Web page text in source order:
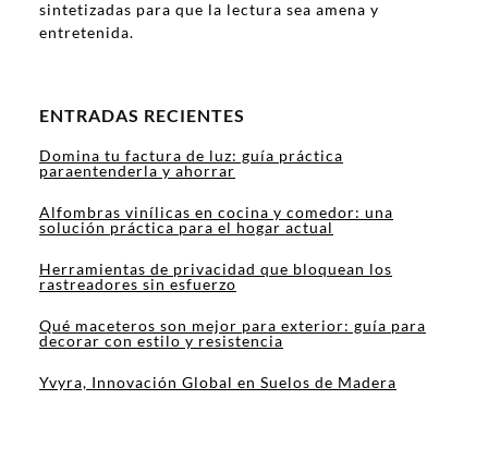
sintetizadas para que la lectura sea amena y
entretenida.
ENTRADAS RECIENTES
Domina tu factura de luz: guía práctica
paraentenderla y ahorrar
Alfombras vinílicas en cocina y comedor: una
solución práctica para el hogar actual
Herramientas de privacidad que bloquean los
rastreadores sin esfuerzo
Qué maceteros son mejor para exterior: guía para
decorar con estilo y resistencia
Yvyra, Innovación Global en Suelos de Madera